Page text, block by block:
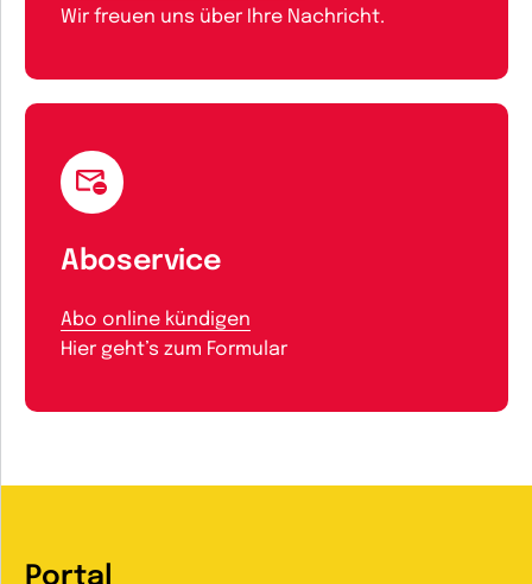
Wir freuen uns über Ihre Nachricht.
Aboservice
Abo online kündigen
Hier geht’s zum Formular
Portal